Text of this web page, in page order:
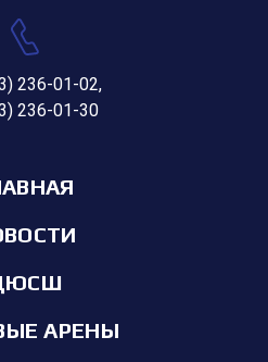
236-01-02,
236-01-30
АРЕНЫ